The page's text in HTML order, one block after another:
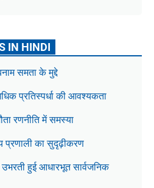
IN HINDI
समता के मुद्दे
प्रतिस्पर्धा की आवश्यकता
रणनीति में समस्या
प्रणाली का सुदृढ़ीकरण
उभरती हुई आधारभूत सार्वजनिक